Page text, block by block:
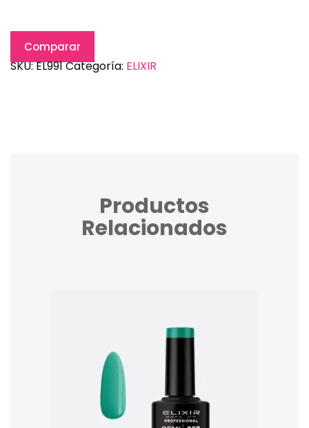
Comparar
SKU:EL991Categoría: ELIXIR
Productos
Relacionados